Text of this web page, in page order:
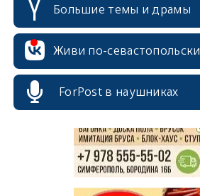
Большие темы и драмы
Живи по-севастопольски
ForPost в наушниках